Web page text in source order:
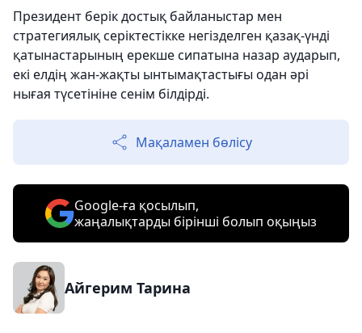
Президент берік достық байланыстар мен
стратегиялық серіктестікке негізделген қазақ-үнді
қатынастарының ерекше сипатына назар аударып,
екі елдің жан-жақты ынтымақтастығы одан әрі
нығая түсетініне сенім білдірді.
Мақаламен бөлісу
Google-ға қосылып,
жаңалықтарды бірінші болып оқыңыз
Айгерим Тарина